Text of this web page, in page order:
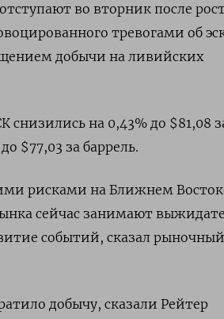
во вторник после
тревогами об
добычи на ливийских
на 0,43% до $81,08
$77,03 за баррель.
рисками на Ближнем
сейчас занимают
событий, сказал рыночный
добычу, сказали Рейтер